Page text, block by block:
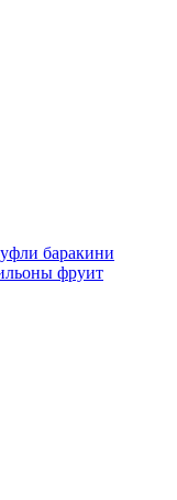
баракини
фруит